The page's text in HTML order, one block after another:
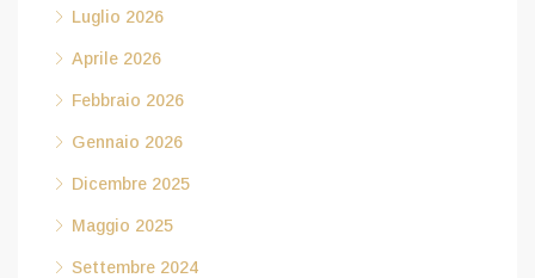
Luglio 2026
Aprile 2026
Febbraio 2026
Gennaio 2026
Dicembre 2025
Maggio 2025
Settembre 2024